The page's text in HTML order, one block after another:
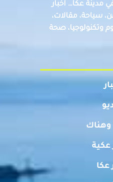
مدينة عكا… اخبار
سياحة، مقالات،
وتكنولوجيا، صحة
وهناك
عكية
عكا